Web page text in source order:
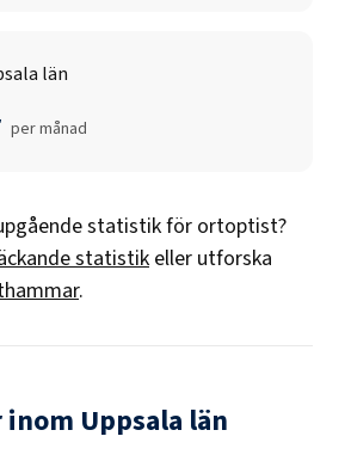
län
per månad
statistik för ortoptist?
statistik eller utforska
.
Uppsala län